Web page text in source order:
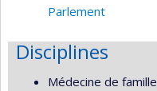
Parlement
Disciplines
Médecine de famille